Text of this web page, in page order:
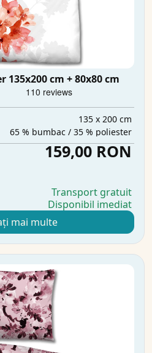
135x200 cm + 80x80 cm
135 x 200 cm
65 % bumbac / 35 % poliester
159,00 RON
Transport gratuit
Disponibil imediat
mai multe